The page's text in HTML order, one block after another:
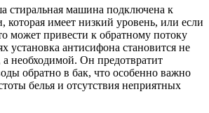
стиральная машина подключена к
которая имеет низкий уровень, или если
может привести к обратному потоку
установка антисифона становится не
а необходимой. Он предотвратит
обратно в бак, что особенно важно
белья и отсутствия неприятных